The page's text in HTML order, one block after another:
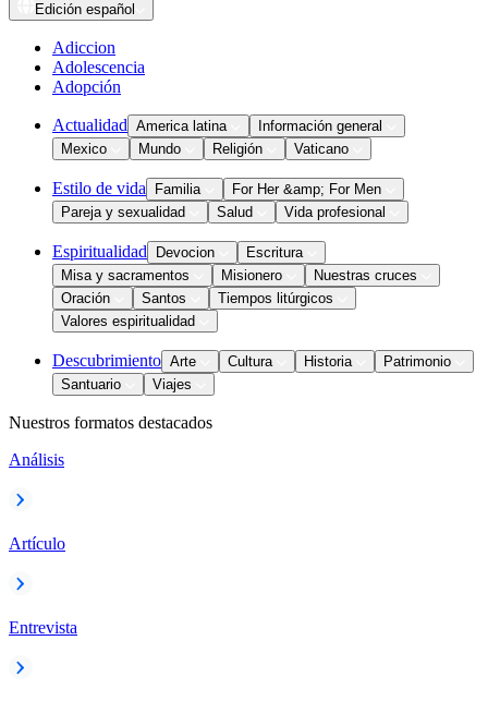
Edición español
Adiccion
Adolescencia
Adopción
Actualidad America latina
Información general
Mexico
Mundo Religión Vaticano
Estilo de vida Familia
For Her &amp; For Men
Pareja y sexualidad
Salud Vida profesional
Espiritualidad Devocion
Escritura
Misa y sacramentos
Misionero
Nuestras cruces
Oración
Santos
Tiempos litúrgicos
Valores espiritualidad
Descubrimiento Arte Cultura Historia
Patrimonio
Santuario
Viajes
Nuestros formatos destacados
Análisis
Artículo
Entrevista